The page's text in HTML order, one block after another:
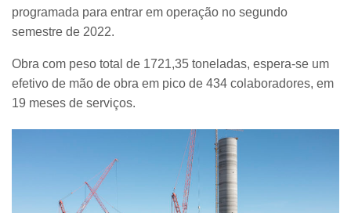
programada para entrar em operação no segundo
semestre de 2022.
Obra com peso total de 1721,35 toneladas, espera-se um
efetivo de mão de obra em pico de 434 colaboradores, em
19 meses de serviços.